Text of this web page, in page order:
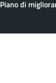
Piano di